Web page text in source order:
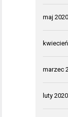
maj 2020
marzec
luty 2020